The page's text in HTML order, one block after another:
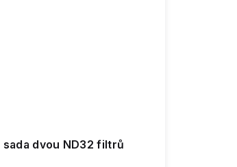
dvou ND32 filtrů